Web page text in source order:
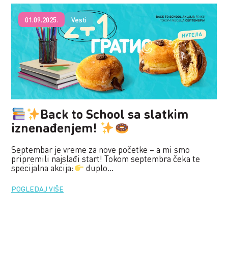
01.09.2025. Vesti
Back to School sa slatkim
iznenađenjem!
Septembar je vreme za nove početke – a mi smo
pripremili najslađi start! Tokom septembra čeka te
specijalna akcija:
duplo...
POGLEDAJ VIŠE